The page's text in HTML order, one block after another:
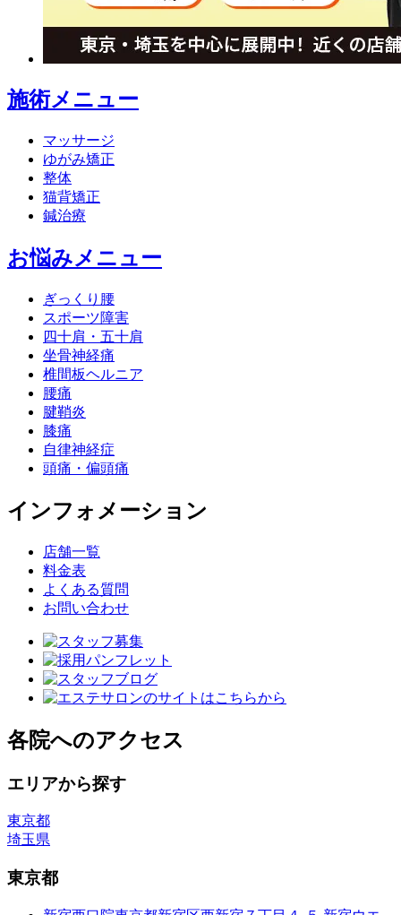
施術メニュー
マッサージ
ゆがみ矯正
整体
猫背矯正
鍼治療
お悩みメニュー
ぎっくり腰
スポーツ障害
四十肩・五十肩
坐骨神経痛
椎間板ヘルニア
腰痛
腱鞘炎
膝痛
自律神経症
頭痛・偏頭痛
インフォメーション
店舗一覧
料金表
よくある質問
お問い合わせ
各院へのアクセス
エリアから探す
東京都
埼玉県
東京都